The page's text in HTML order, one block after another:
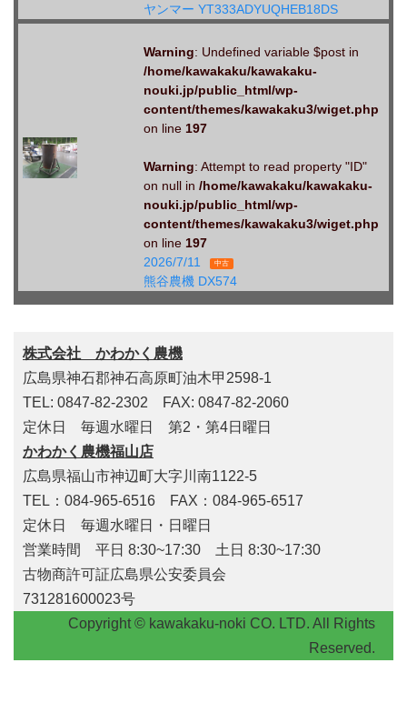
ヤンマー YT333ADYUQHEB18DS
Warning: Undefined variable $post in
/home/kawakaku/kawakaku-
nouki.jp/public_html/wp-
content/themes/kawakaku3/wiget.php
on line 197
Warning: Attempt to read property "ID"
on null in /home/kawakaku/kawakaku-
nouki.jp/public_html/wp-
content/themes/kawakaku3/wiget.php
on line 197
2026/7/11
中古
熊谷農機 DX574
株式会社 かわかく農機
広島県神石郡神石高原町油木甲2598-1
TEL: 0847-82-2302 FAX: 0847-82-2060
定休日 毎週水曜日 第2・第4日曜日
かわかく農機福山店
広島県福山市神辺町大字川南1122-5
TEL：084-965-6516 FAX：084-965-6517
定休日 毎週水曜日・日曜日
営業時間 平日 8:30~17:30 土日 8:30~17:30
古物商許可証広島県公安委員会
731281600023号
Copyright © kawakaku-noki CO. LTD. All Rights
Reserved.